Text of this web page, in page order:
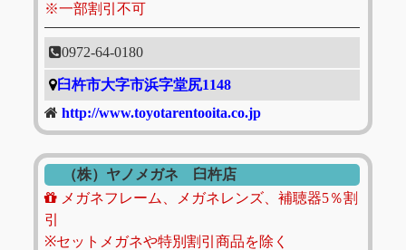
※一部割引不可
0972-64-0180
臼杵市大字市浜字堂尻1148
http://www.toyotarentooita.co.jp
（株）ヤノメガネ 臼杵店
メガネフレーム、メガネレンズ、補聴器5％割
引
※セットメガネや特別割引商品を除く